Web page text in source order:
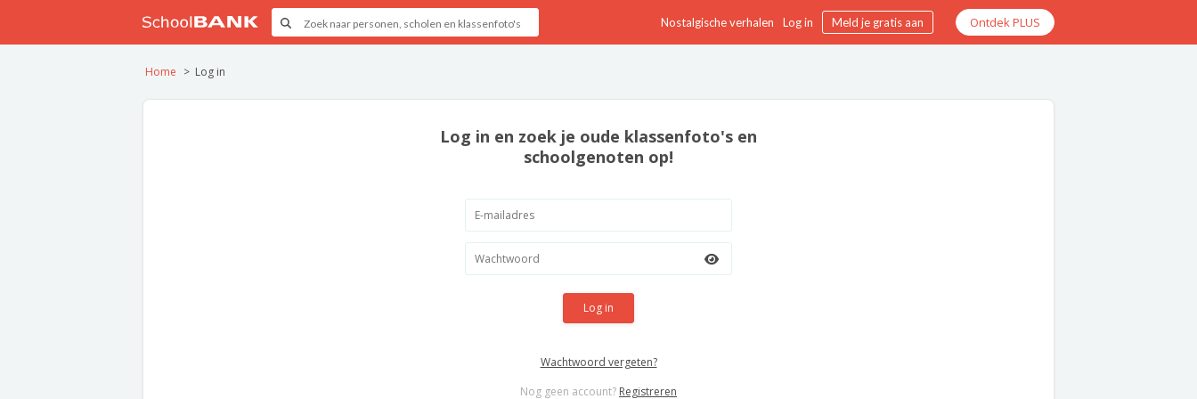
Nostalgische verhalen Log in Meld je gratis aan Ontdek PLUS
Home Log in
Log in en zoek je oude klassenfoto's en
schoolgenoten op!
Log in
Wachtwoord vergeten?
Nog geen account? Registreren